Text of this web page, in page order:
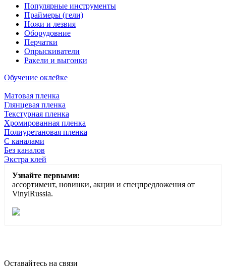
Популярные инструменты
Праймеры (гели)
Ножи и лезвия
Оборудовние
Перчатки
Опрыскиватели
Ракели и выгонки
Обучение оклейке
Матовая пленка
Глянцевая пленка
Текстурная пленка
Хромированная пленка
Полиуретановая пленка
С каналами
Без каналов
Экстра клей
Узнайте первыми:
ассортимент, новинки, акции и спецпредложения от
VinylRussia.
Оставайтесь на связи